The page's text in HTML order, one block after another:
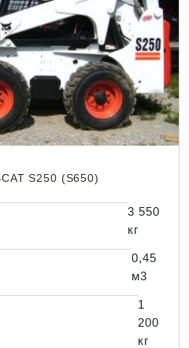
S250 (S650)
3 550
кг
0,45
м3
1
200
кг